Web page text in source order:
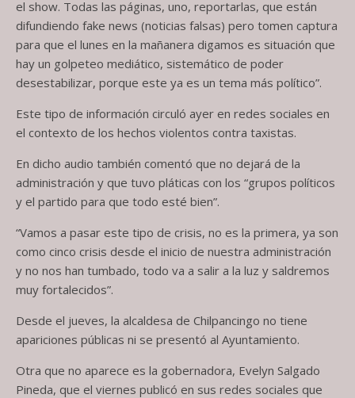
el show. Todas las páginas, uno, reportarlas, que están
difundiendo fake news (noticias falsas) pero tomen captura
para que el lunes en la mañanera digamos es situación que
hay un golpeteo mediático, sistemático de poder
desestabilizar, porque este ya es un tema más político”.
Este tipo de información circuló ayer en redes sociales en
el contexto de los hechos violentos contra taxistas.
En dicho audio también comentó que no dejará de la
administración y que tuvo pláticas con los “grupos políticos
y el partido para que todo esté bien”.
“Vamos a pasar este tipo de crisis, no es la primera, ya son
como cinco crisis desde el inicio de nuestra administración
y no nos han tumbado, todo va a salir a la luz y saldremos
muy fortalecidos”.
Desde el jueves, la alcaldesa de Chilpancingo no tiene
apariciones públicas ni se presentó al Ayuntamiento.
Otra que no aparece es la gobernadora, Evelyn Salgado
Pineda, que el viernes publicó en sus redes sociales que